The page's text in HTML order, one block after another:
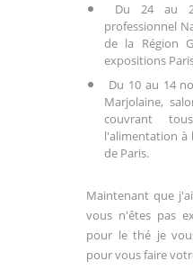
Du 24 au
professionnel
de la Région
expositions
Du 10 au 14
Marjolaine,
couvrant
l'alimentation à
de Paris.
Maintenant que
vous n'êtes pas
pour le thé je
pour vous faire